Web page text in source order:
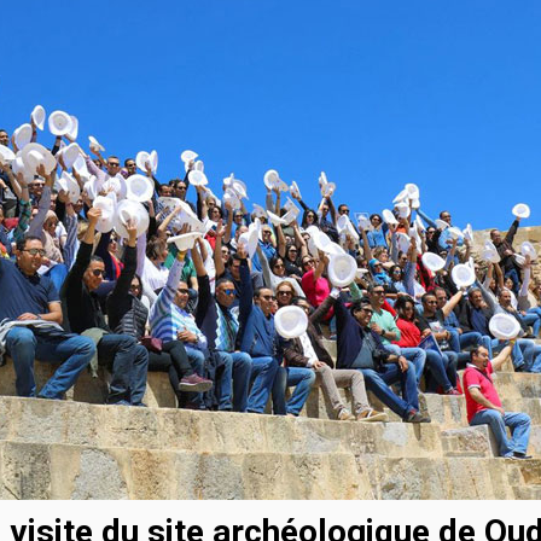
visite du site archéologique de